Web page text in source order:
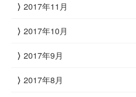
2017年11月
2017年10月
2017年9月
2017年8月